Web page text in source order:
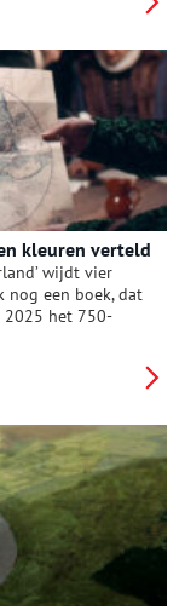
prille begin
aan
kleuren verteld
wijdt vier
nog een boek, dat
2025 het 750-